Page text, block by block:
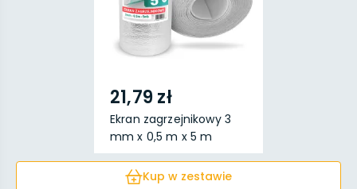
21,79 zł
Ekran zagrzejnikowy 3
mm x 0,5 m x 5 m
Kup w zestawie